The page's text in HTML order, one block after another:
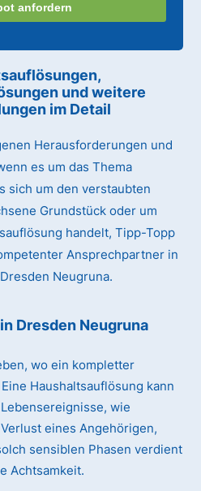
anfordern
und weitere
im Detail
Herausforderungen und
es um das Thema
sich um den verstaubten
Grundstück oder um
handelt, Tipp-Topp
Ansprechpartner in
Neugruna.
Dresden Neugruna
wo ein kompletter
Haushaltsauflösung kann
wie
eines Angehörigen,
sensiblen Phasen verdient
Achtsamkeit.